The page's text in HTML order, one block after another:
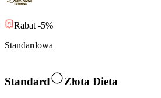
Rabat -5%
Standardowa
Standard Złota Dieta